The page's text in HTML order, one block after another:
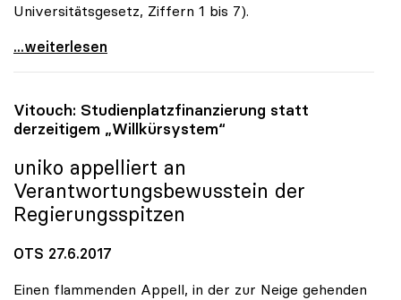
Universitätsgesetz, Ziffern 1 bis 7).
Vitouch stellt klar: „Studienplatzfinanzierung ist
...weiterlesen
Vitouch: Studienplatzfinanzierung statt
derzeitigem „Willkürsystem“
uniko appelliert an
Verantwortungsbewusstein der
Regierungsspitzen
OTS 27.6.2017
Einen flammenden Appell, in der zur Neige gehenden